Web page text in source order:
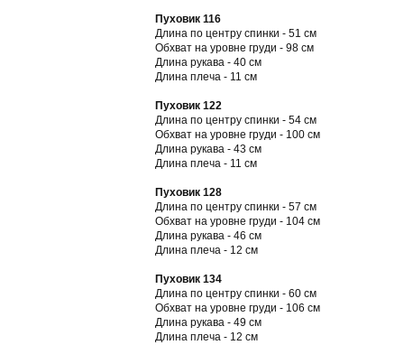
Пуховик 116
Длина по центру спинки - 51 см
Обхват на уровне груди - 98 см
Длина рукава - 40 см
Длина плеча - 11 см
Пуховик 122
Длина по центру спинки - 54 см
Обхват на уровне груди - 100 см
Длина рукава - 43 см
Длина плеча - 11 см
Пуховик 128
Длина по центру спинки - 57 см
Обхват на уровне груди - 104 см
Длина рукава - 46 см
Длина плеча - 12 см
Пуховик 134
Длина по центру спинки - 60 см
Обхват на уровне груди - 106 см
Длина рукава - 49 см
Длина плеча - 12 см